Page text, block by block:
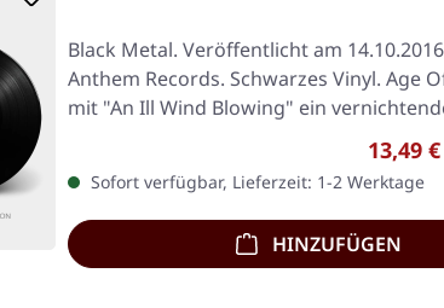
Black Metal. Veröffentlicht am
Anthem Records. Schwarzes Vinyl. Age
mit "An Ill Wind Blowing" ein
13,49 €
Sofort verfügbar, Lieferzeit: 1-2 Werktage
HINZUFÜGEN